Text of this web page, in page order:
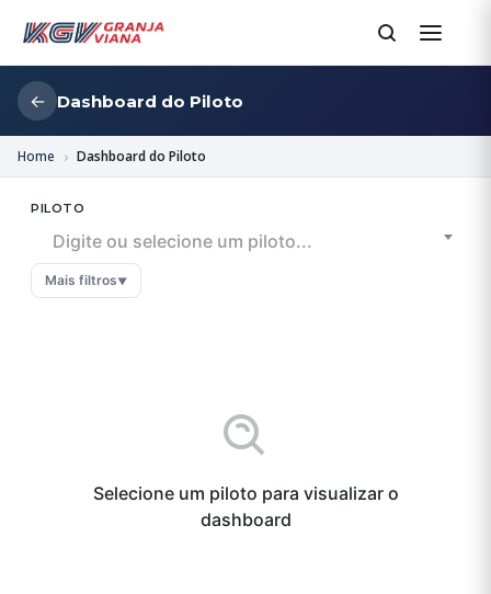
← Dashboard do Piloto
Home Dashboard do Piloto
PILOTO
Digite ou selecione um piloto...
Mais filtros▼
Selecione um piloto para visualizar o
dashboard